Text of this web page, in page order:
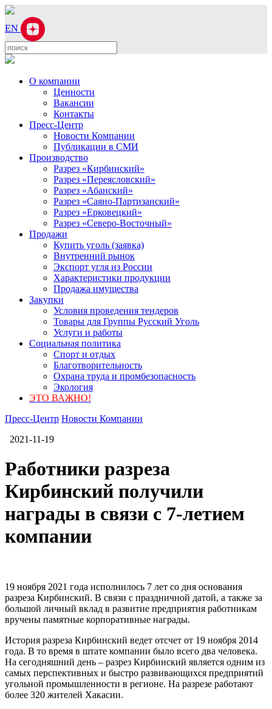
EN
О компании
Ценности
Вакансии
Контакты
Пресс-Центр
Новости Компании
Публикации в СМИ
Производство
Разрез «Кирбинский»
Разрез «Переясловский»
Разрез «Абанский»
Разрез «Саяно-Партизанский»
Разрез «Ерковецкий»
Разрез «Северо-Восточный»
Продажи
Купить уголь (заявка)
Внутренний рынок
Экспорт угля из России
Характеристики продукции
Продажа имущества
Закупки
Условия проведения тендеров
Товары для Группы Русский Уголь
Услуги и работы
Социальная политика
Спорт и отдых
Благотворительность
Охрана труда и промбезопасность
Экология
ЭТО ВАЖНО!
Пресс-Центр Новости Компании
2021-11-19
Работники разреза
Кирбинский получили
награды в связи с 7-летием
компании
19 ноября 2021 года исполнилось 7 лет со дня основания
разреза Кирбинский. В связи с праздничной датой, а также за
большой личный вклад в развитие предприятия работникам
вручены памятные корпоративные награды.
История разреза Кирбинский ведет отсчет от 19 ноября 2014
года. В то время в штате компании было всего два человека.
На сегодняшний день – разрез Кирбинский является одним из
самых перспективных и быстро развивающихся предприятий
угольной промышленности в регионе. На разрезе работают
более 320 жителей Хакасии.